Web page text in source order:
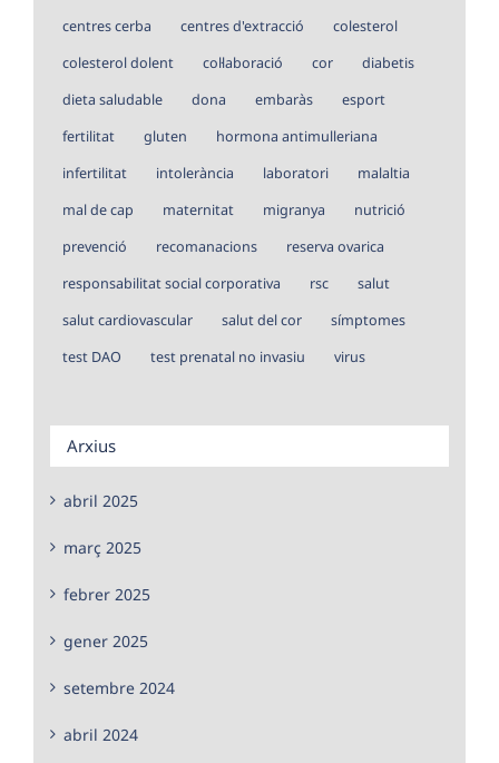
centres cerba
centres d'extracció
colesterol
colesterol dolent
col·laboració cor
diabetis
dieta saludable
dona embaràs
esport
fertilitat
gluten
hormona antimulleriana
infertilitat
intolerància laboratori
malaltia
mal de cap
maternitat migranya
nutrició
prevenció
recomanacions
reserva ovarica
responsabilitat social corporativa
rsc
salut
salut cardiovascular
salut del cor
símptomes
test DAO
test prenatal no invasiu virus
Arxius
abril 2025
març 2025
febrer 2025
gener 2025
setembre 2024
abril 2024